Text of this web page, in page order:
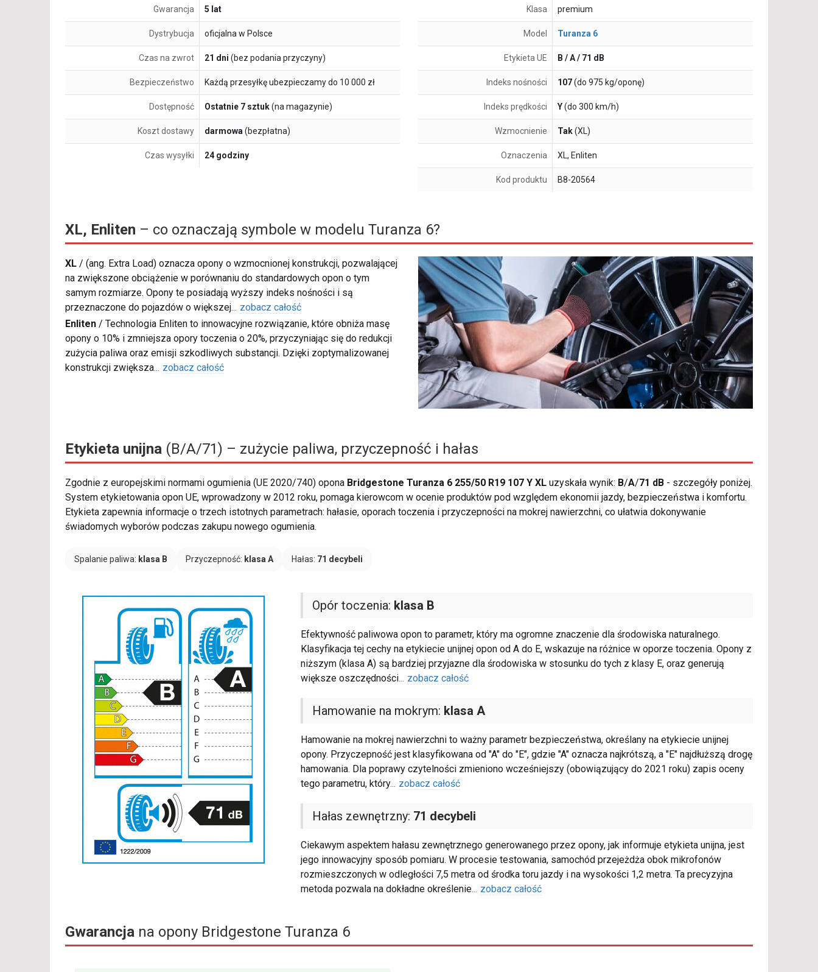
Gwarancja 5 lat
Dystrybucja oficjalna w Polsce
Czas na zwrot 21 dni (bez podania przyczyny)
Bezpieczeństwo Każdą przesyłkę ubezpieczamy do 10 000 zł
Dostępność Ostatnie 7 sztuk(na magazynie)
Koszt dostawy darmowa(bezpłatna)
Czas wysyłki 24 godziny
Klasa premium
Model Turanza 6
Etykieta UE B / A / 71 dB
Indeks nośności 107(do 975 kg/oponę)
Indeks prędkości Y(do 300 km/h)
Wzmocnienie Tak(XL)
Oznaczenia XL, Enliten
Kod produktu B8-20564
XL, Enliten – co oznaczają symbole w modelu Turanza 6?
XL / (ang. Extra Load) oznacza opony o wzmocnionej konstrukcji, pozwalającej
na zwiększone obciążenie w porównaniu do standardowych opon o tym
samym rozmiarze. Opony te posiadają wyższy indeks nośności i są
przeznaczone do pojazdów o większej... zobacz całość
Enliten / Technologia Enliten to innowacyjne rozwiązanie, które obniża masę
opony o 10% i zmniejsza opory toczenia o 20%, przyczyniając się do redukcji
zużycia paliwa oraz emisji szkodliwych substancji. Dzięki zoptymalizowanej
konstrukcji zwiększa... zobacz całość
Etykieta unijna (B/A/71) – zużycie paliwa, przyczepność i hałas
Zgodnie z europejskimi normami ogumienia (UE 2020/740) opona Bridgestone Turanza 6 255/50 R19 107 Y XL uzyskała wynik: B/A/71 dB - szczegóły poniżej.
System etykietowania opon UE, wprowadzony w 2012 roku, pomaga kierowcom w ocenie produktów pod względem ekonomii jazdy, bezpieczeństwa i komfortu.
Etykieta zapewnia informacje o trzech istotnych parametrach: hałasie, oporach toczenia i przyczepności na mokrej nawierzchni, co ułatwia dokonywanie
świadomych wyborów podczas zakupu nowego ogumienia.
Spalanie paliwa: klasa B Przyczepność: klasa A Hałas: 71 decybeli
Opór toczenia: klasa B
Efektywność paliwowa opon to parametr, który ma ogromne znaczenie dla środowiska naturalnego.
Klasyfikacja tej cechy na etykiecie unijnej opon od A do E, wskazuje na różnice w oporze toczenia. Opony z
niższym (klasa A) są bardziej przyjazne dla środowiska w stosunku do tych z klasy E, oraz generują
większe oszczędności... zobacz całość
Hamowanie na mokrym: klasa A
Hamowanie na mokrej nawierzchni to ważny parametr bezpieczeństwa, określany na etykiecie unijnej
opony. Przyczepność jest klasyfikowana od "A" do "E", gdzie "A" oznacza najkrótszą, a "E" najdłuższą drogę
hamowania. Dla poprawy czytelności zmieniono wcześniejszy (obowiązujący do 2021 roku) zapis oceny
tego parametru, który... zobacz całość
Hałas zewnętrzny: 71 decybeli
Ciekawym aspektem hałasu zewnętrznego generowanego przez opony, jak informuje etykieta unijna, jest
jego innowacyjny sposób pomiaru. W procesie testowania, samochód przejeżdża obok mikrofonów
rozmieszczonych w odległości 7,5 metra od środka toru jazdy i na wysokości 1,2 metra. Ta precyzyjna
metoda pozwala na dokładne określenie... zobacz całość
Gwarancja na opony Bridgestone Turanza 6